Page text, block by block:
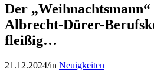
Der „Weihnachtsmann“
Albrecht-Dürer-
fleißig…
21.12.2024/in Neuigkeiten